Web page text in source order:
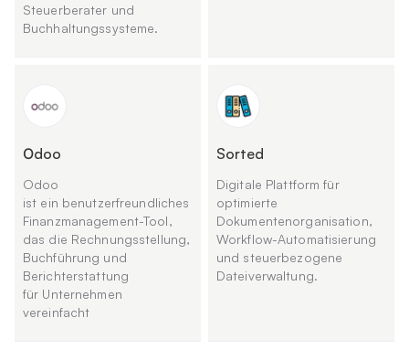
Steuerberater und
Buchhaltungssysteme.
Оdoo
Odoo
ist ein benutzerfreundliches
Finanzmanagement-Tool,
das die Rechnungsstellung,
Buchführung und
Berichterstattung
für Unternehmen
vereinfacht
Sorted
Digitale Plattform für
optimierte
Dokumentenorganisation,
Workflow-Automatisierung
und steuerbezogene
Dateiverwaltung.